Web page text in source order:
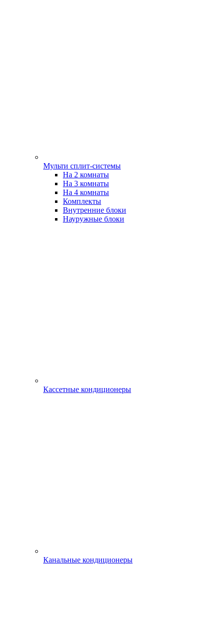
Мульти сплит-системы
На 2 комнаты
На 3 комнаты
На 4 комнаты
Комплекты
Внутренние блоки
Науружные блоки
Кассетные кондиционеры
Канальные кондиционеры